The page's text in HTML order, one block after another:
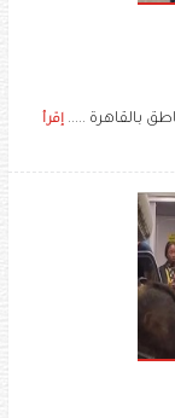
بالقاهرة ..... إقرأ